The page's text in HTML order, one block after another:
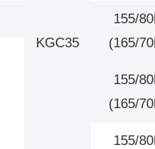
KGC35
155/
(165/
155/
(165/
155/